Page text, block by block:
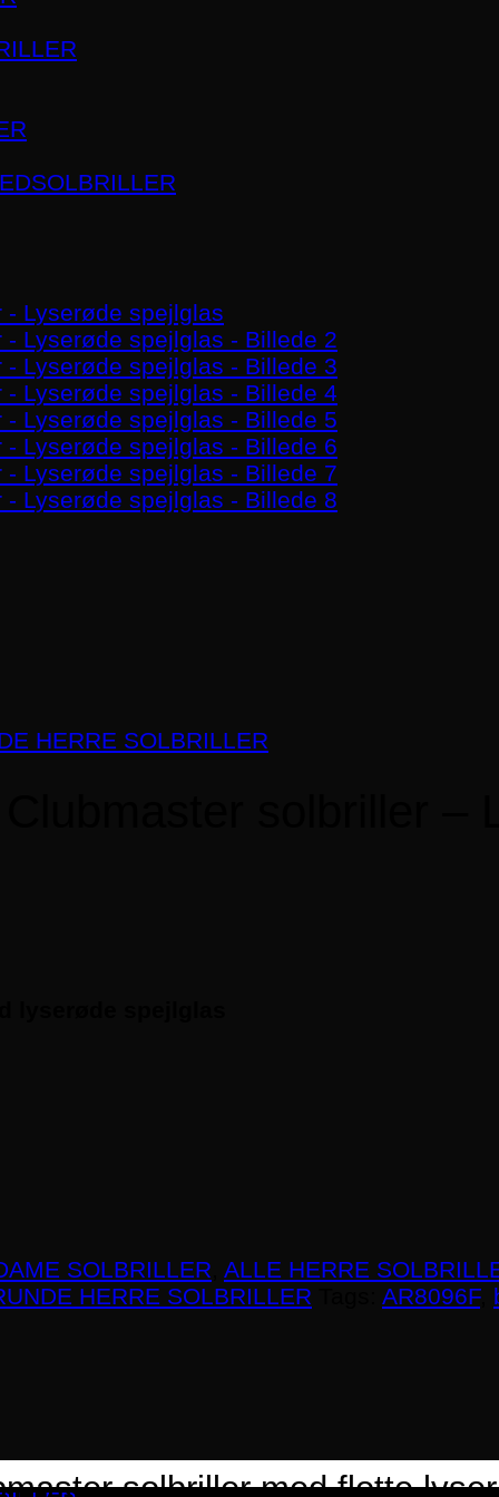
HERRE SOLBRILLER
solbriller –
lyserøde spejlglas
SOLBRILLER ALLE HERRE
HERRE SOLBRILLER AR8096F,
solbriller med flotte